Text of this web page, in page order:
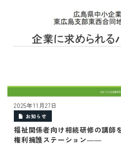
2025年11月27日
お知らせ
福祉関係者向け相続研修の講
権利擁護ステーション――